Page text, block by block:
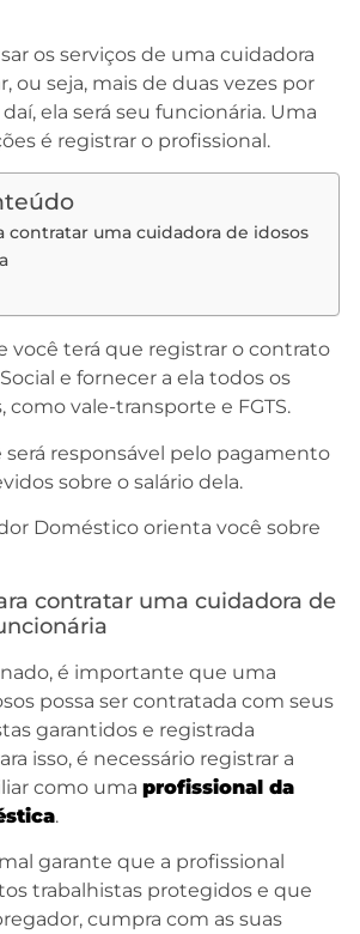
os serviços de uma cuidadora
ou seja, mais de duas vezes por
ela será seu funcionária. Uma
é registrar o profissional.
contratar uma cuidadora de idosos
você terá que registrar o contrato
e fornecer a ela todos os
como vale-transporte e FGTS.
será responsável pelo pagamento
sobre o salário dela.
Doméstico orienta você sobre
contratar uma cuidadora de
é importante que uma
possa ser contratada com seus
garantidos e registrada
isso, é necessário registrar a
como uma profissional da
.
garante que a profissional
trabalhistas protegidos e que
cumpra com as suas